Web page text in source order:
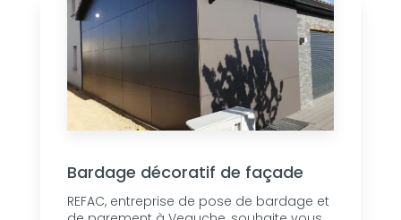
Bardage décoratif de façade
REFAC, entreprise de pose de bardage et